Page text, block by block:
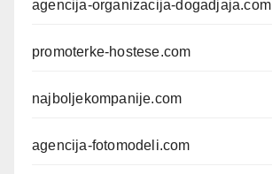
agencija-organizacija-dogadjaja.com
promoterke-hostese.com
najboljekompanije.com
agencija-fotomodeli.com